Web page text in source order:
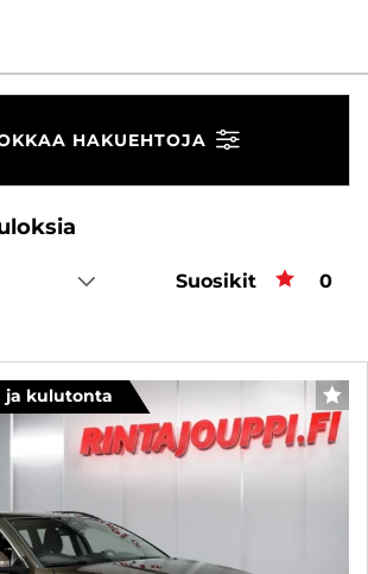
HAKUEHTOJA
Suosikit 0
ja kulutonta